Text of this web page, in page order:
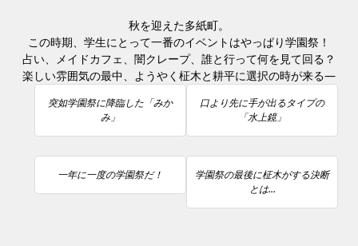
秋を迎えた多紙町。
この時期、学生にとって一番のイベントはやっぱり学園祭！
占い、メイドカフェ、闇クレープ、誰と行って何を見て回る？
楽しい雰囲気の最中、ようやく柾木と耕平に選択の時が来る—
突如学園祭に降臨した「みか
み」
口より先に手が出るタイプの
「水上鏡」
一年に一度の学園祭だ！
学園祭の最後に柾木がする決断
とは…